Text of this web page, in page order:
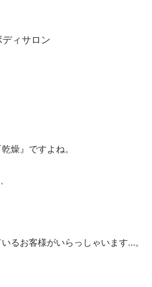
ィサロン
燥』ですよね。
るお客様がいらっしゃいます…。